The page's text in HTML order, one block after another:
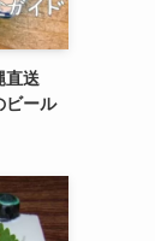
直送
ビール